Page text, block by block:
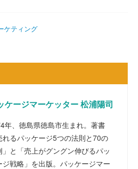
ケティング
ケージマーケッター 松浦陽司
年、徳島県徳島市生まれ。著書
れるパッケージ5つの法則と70の
」と「売上がグングン伸びるパッ
ジ戦略」を出版。パッケージマー